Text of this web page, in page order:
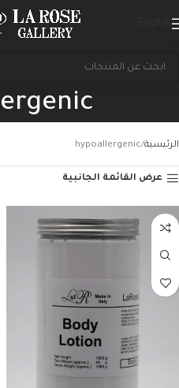
الرئيسية hypoallergenic
عرض القائمة الجانبية